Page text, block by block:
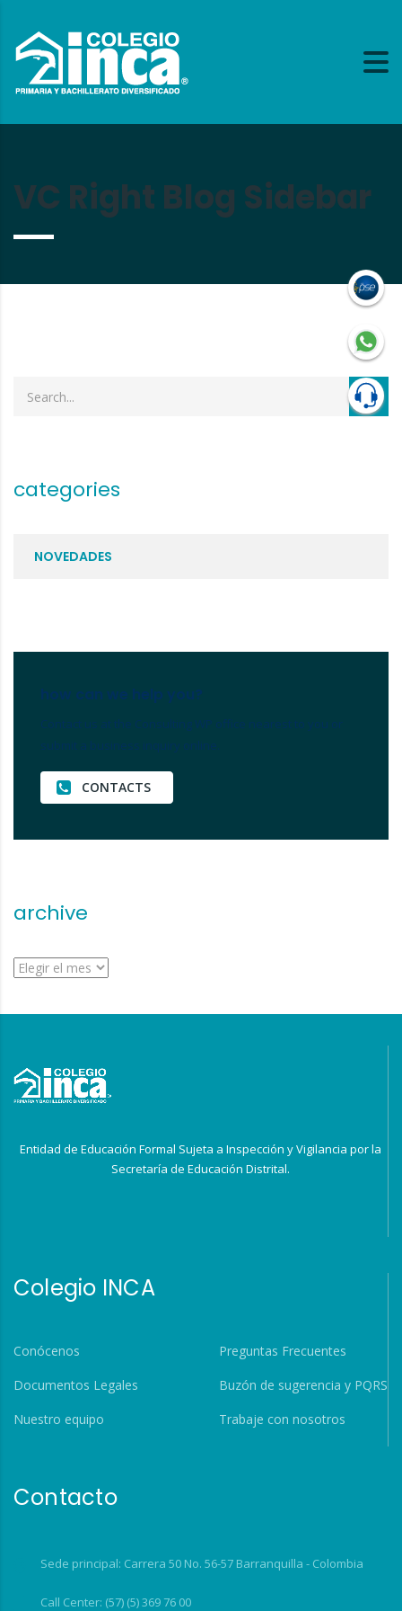
VC Right Blog Sidebar
categories
NOVEDADES
how can we help you?
Contact us at the Consulting WP office nearest to you or
submit a business inquiry online.
CONTACTS
archive
archive
Entidad de Educación Formal Sujeta a Inspección y Vigilancia por la
Secretaría de Educación Distrital.
Colegio INCA
Conócenos
Preguntas Frecuentes
Documentos Legales
Buzón de sugerencia y PQRS
Nuestro equipo
Trabaje con nosotros
Contacto
Sede principal: Carrera 50 No. 56-57 Barranquilla - Colombia
Call Center: (57) (5) 369 76 00